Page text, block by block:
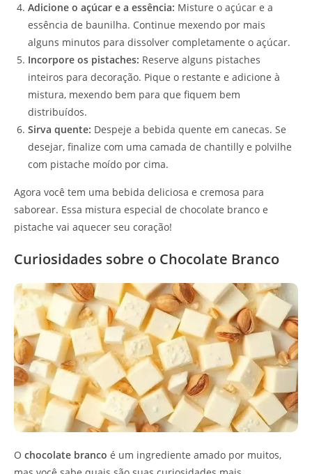
Adicione o açúcar e a essência: Misture o açúcar e a
essência de baunilha. Continue mexendo por mais
alguns minutos para dissolver completamente o açúcar.
Incorpore os pistaches: Reserve alguns pistaches
inteiros para decoração. Pique o restante e adicione à
mistura, mexendo bem para que fiquem bem
distribuídos.
Sirva quente: Despeje a bebida quente em canecas. Se
desejar, finalize com uma camada de chantilly e polvilhe
com pistache moído por cima.
Agora você tem uma bebida deliciosa e cremosa para
saborear. Essa mistura especial de chocolate branco e
pistache vai aquecer seu coração!
Curiosidades sobre o Chocolate Branco
O chocolate branco é um ingrediente amado por muitos,